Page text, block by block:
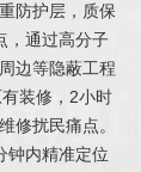
防护层，质保
，通过高分子
边等隐蔽工程
装修，2小时
修扰民痛点。
钟内精准定位